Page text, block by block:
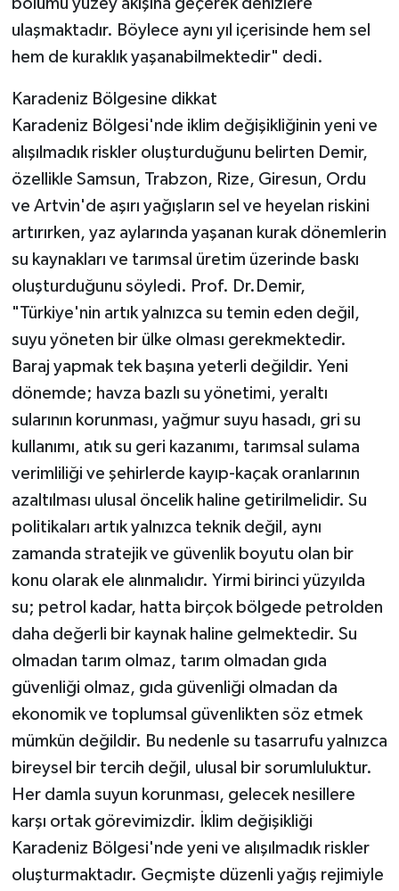
ulaşmaktadır. Böylece aynı yıl içerisinde hem sel
hem de kuraklık yaşanabilmektedir" dedi.
Karadeniz Bölgesine dikkat
Karadeniz Bölgesi'nde iklim değişikliğinin yeni ve
alışılmadık riskler oluşturduğunu belirten Demir,
özellikle Samsun, Trabzon, Rize, Giresun, Ordu
ve Artvin'de aşırı yağışların sel ve heyelan riskini
artırırken, yaz aylarında yaşanan kurak dönemlerin
su kaynakları ve tarımsal üretim üzerinde baskı
oluşturduğunu söyledi. Prof. Dr.Demir,
"Türkiye'nin artık yalnızca su temin eden değil,
suyu yöneten bir ülke olması gerekmektedir.
Baraj yapmak tek başına yeterli değildir. Yeni
dönemde; havza bazlı su yönetimi, yeraltı
sularının korunması, yağmur suyu hasadı, gri su
kullanımı, atık su geri kazanımı, tarımsal sulama
verimliliği ve şehirlerde kayıp-kaçak oranlarının
azaltılması ulusal öncelik haline getirilmelidir. Su
politikaları artık yalnızca teknik değil, aynı
zamanda stratejik ve güvenlik boyutu olan bir
konu olarak ele alınmalıdır. Yirmi birinci yüzyılda
su; petrol kadar, hatta birçok bölgede petrolden
daha değerli bir kaynak haline gelmektedir. Su
olmadan tarım olmaz, tarım olmadan gıda
güvenliği olmaz, gıda güvenliği olmadan da
ekonomik ve toplumsal güvenlikten söz etmek
mümkün değildir. Bu nedenle su tasarrufu yalnızca
bireysel bir tercih değil, ulusal bir sorumluluktur.
Her damla suyun korunması, gelecek nesillere
karşı ortak görevimizdir. İklim değişikliği
Karadeniz Bölgesi'nde yeni ve alışılmadık riskler
oluşturmaktadır. Geçmişte düzenli yağış rejimiyle